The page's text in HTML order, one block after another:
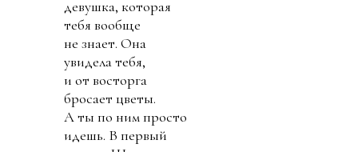
девушка, которая
тебя вообще
не знает. Она
увидела тебя,
и от восторга
бросает цветы.
А ты по ним просто
идешь. В первый